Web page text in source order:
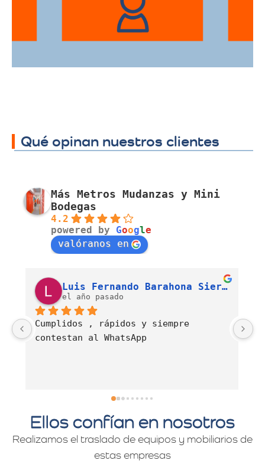
Qué opinan nuestros clientes
Más Metros Mudanzas y Mini
Bodegas
4.2
powered by Google
valóranos en
J. Alexandra Cortés H.
el año pasado
Es una empresa muy comprometida con
el servicio de mudanzas con calidad
Ellos confían en nosotros
Realizamos el traslado de equipos y mobiliarios de
estas empresas